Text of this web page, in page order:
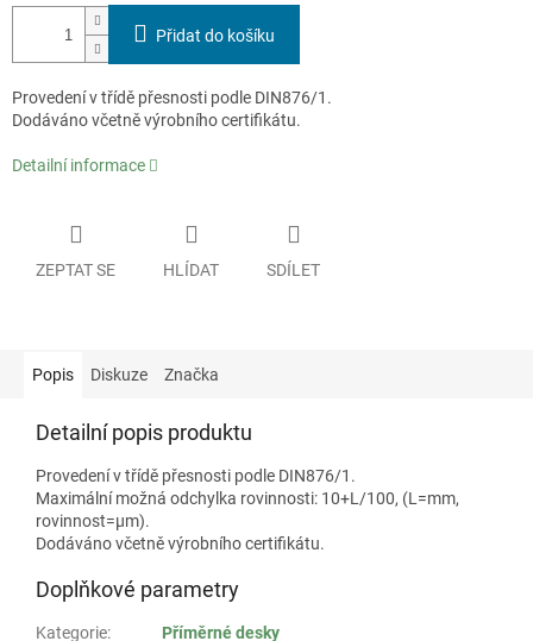
Přidat do košíku
Provedení v třídě přesnosti podle DIN876/1.
Dodáváno včetně výrobního certifikátu.
Detailní informace
ZEPTAT SE HLÍDAT SDÍLET
Popis Diskuze Značka
Detailní popis produktu
Provedení v třídě přesnosti podle DIN876/1.
Maximální možná odchylka rovinnosti: 10+L/100, (L=mm,
rovinnost=µm).
Dodáváno včetně výrobního certifikátu.
Doplňkové parametry
Kategorie: Příměrné desky